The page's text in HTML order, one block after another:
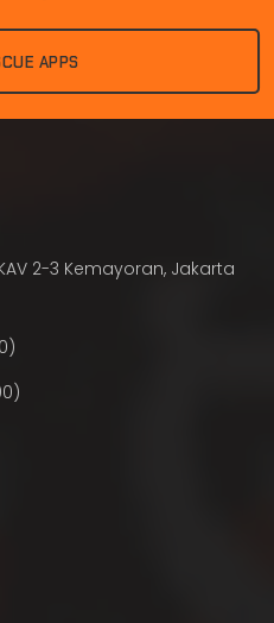
APPS
2-3 Kemayoran, Jakarta